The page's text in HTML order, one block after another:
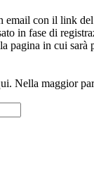
email con il link
in fase di
pagina in cui sarà
Nella maggior